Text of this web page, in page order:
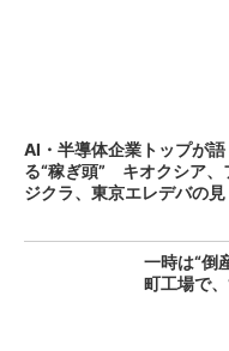
AI・半導体企業トップが語
る“稼ぎ頭” キオクシア、
ジクラ、東京エレデバの見
一時は“倒
町工場で